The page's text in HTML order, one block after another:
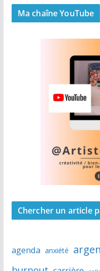
Ma chaîne YouTube
Chercher un article
agenda anxiété